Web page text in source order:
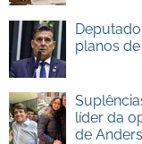
planos
líder da
de